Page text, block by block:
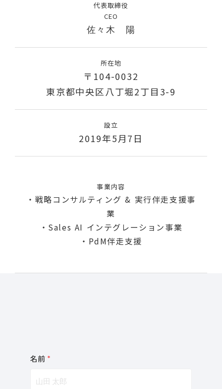
代表取締役
CEO
佐々木 陽
所在地
〒104-0032
東京都中央区八丁堀2丁目3-9
設立
2019年5月7日
事業内容
・戦略コンサルティング & 実行伴走支援事
業
・Sales AI インテグレーション事業
・PdM伴走支援
名前 *